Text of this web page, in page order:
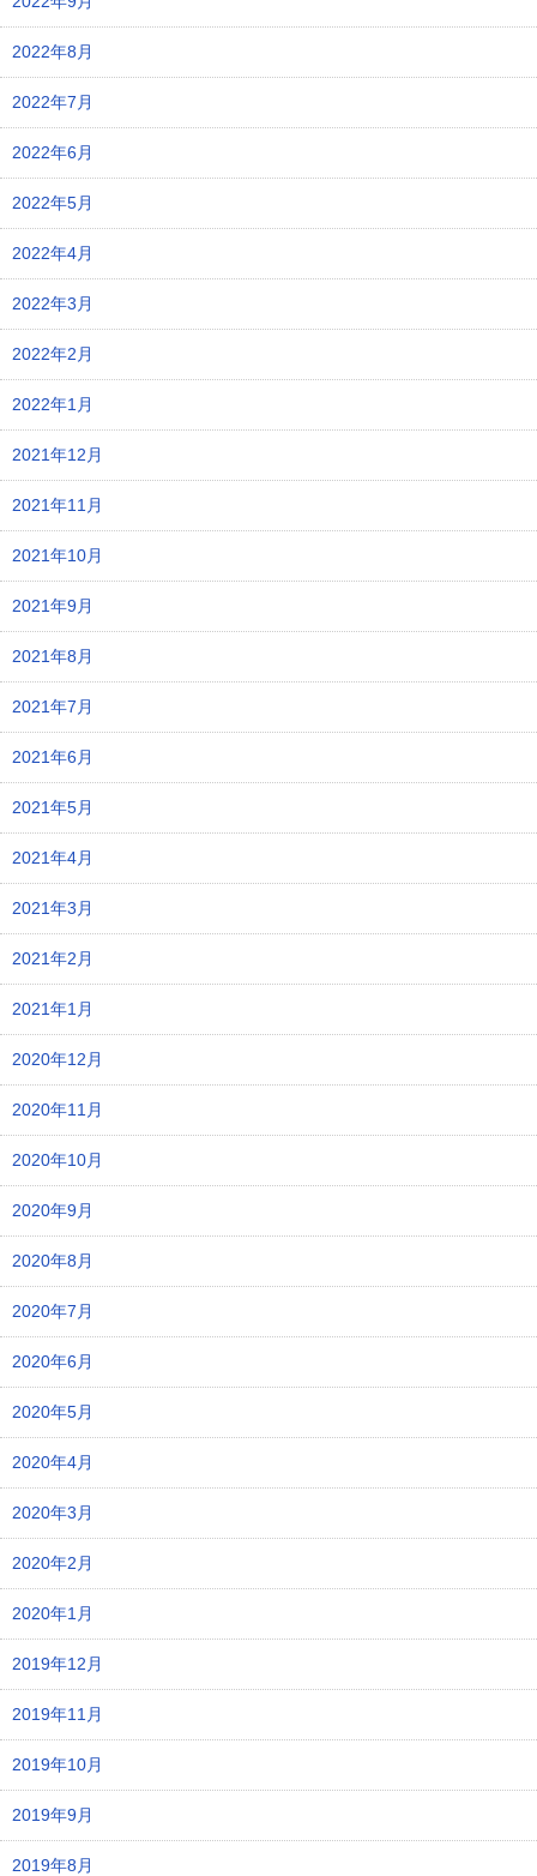
2022年8月
2022年7月
2022年6月
2022年5月
2022年4月
2022年3月
2022年2月
2022年1月
2021年12月
2021年11月
2021年10月
2021年9月
2021年8月
2021年7月
2021年6月
2021年5月
2021年4月
2021年3月
2021年2月
2021年1月
2020年12月
2020年11月
2020年10月
2020年9月
2020年8月
2020年7月
2020年6月
2020年5月
2020年4月
2020年3月
2020年2月
2020年1月
2019年12月
2019年11月
2019年10月
2019年9月
2019年8月